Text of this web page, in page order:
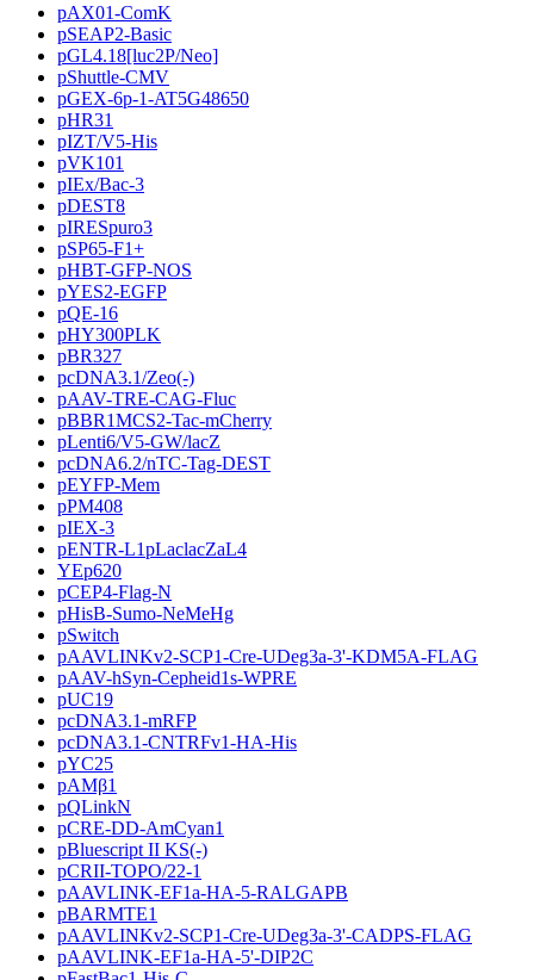
pAX01-ComK
pSEAP2-Basic
pGL4.18[luc2P/Neo]
pShuttle-CMV
pGEX-6p-1-AT5G48650
pHR31
pIZT/V5-His
pVK101
pIEx/Bac-3
pDEST8
pIRESpuro3
pSP65-F1+
pHBT-GFP-NOS
pYES2-EGFP
pQE-16
pHY300PLK
pBR327
pcDNA3.1/Zeo(-)
pAAV-TRE-CAG-Fluc
pBBR1MCS2-Tac-mCherry
pLenti6/V5-GW/lacZ
pcDNA6.2/nTC-Tag-DEST
pEYFP-Mem
pPM408
pIEX-3
pENTR-L1pLaclacZaL4
YEp620
pCEP4-Flag-N
pHisB-Sumo-NeMeHg
pSwitch
pAAVLINKv2-SCP1-Cre-UDeg3a-3'-KDM5A-FLAG
pAAV-hSyn-Cepheid1s-WPRE
pUC19
pcDNA3.1-mRFP
pcDNA3.1-CNTRFv1-HA-His
pYC25
pAMβ1
pQLinkN
pCRE-DD-AmCyan1
pBluescript II KS(-)
pCRII-TOPO/22-1
pAAVLINK-EF1a-HA-5-RALGAPB
pBARMTE1
pAAVLINKv2-SCP1-Cre-UDeg3a-3'-CADPS-FLAG
pAAVLINK-EF1a-HA-5'-DIP2C